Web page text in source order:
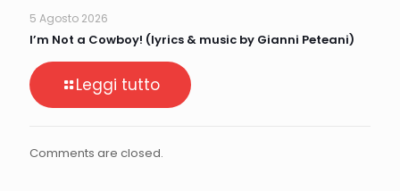
5 Agosto 2026
I’m Not a Cowboy! (lyrics & music by Gianni Peteani)
Leggi tutto
Comments are closed.